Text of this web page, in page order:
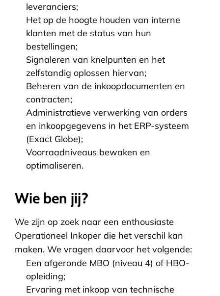
leveranciers;
Het op de hoogte houden van interne
klanten met de status van hun
bestellingen;
Signaleren van knelpunten en het
zelfstandig oplossen hiervan;
Beheren van de inkoopdocumenten en
contracten;
Administratieve verwerking van orders
en inkoopgegevens in het ERP-systeem
(Exact Globe);
Voorraadniveaus bewaken en
optimaliseren.
Wie ben jij?
We zijn op zoek naar een enthousiaste
Operationeel Inkoper die het verschil kan
maken. We vragen daarvoor het volgende:
Een afgeronde MBO (niveau 4) of HBO-
opleiding;
Ervaring met inkoop van technische